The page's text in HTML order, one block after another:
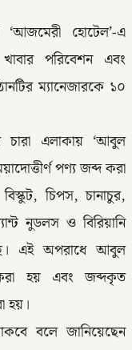
‘আজমেরী হোটেল’-এ
পরিবেশন এবং
ম্যানেজারকে ১০
চারা এলাকায় ‘আবুল
পণ্য জব্দ করা
চিপস, চানাচুর,
নুডলস ও বিরিয়ানি
এই অপরাধে আবুল
হয় এবং জব্দকৃত
হয়।
বলে জানিয়েছেন